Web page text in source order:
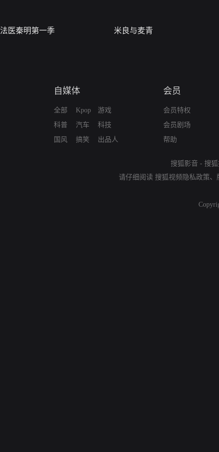
法医秦明第一季 米良与麦青
自媒体
全部
科普
国风
Kpop
汽车
搞笑
游戏
科技
出品人
会员
会员特权
会员剧场
帮助
搜狐影音 - 搜
请仔细阅读 搜狐视频隐私政策、